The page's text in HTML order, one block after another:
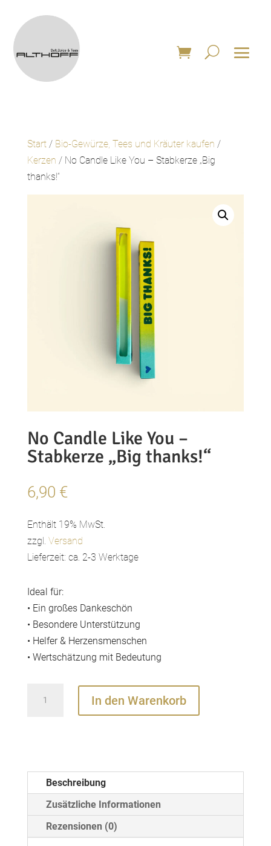
Start/ Bio-Gewürze, Tees und Kräuter kaufen /
Kerzen / No Candle Like You – Stabkerze „Big
thanks!“
No Candle Like You –
Stabkerze „Big thanks!“
6,90 €
Enthält 19% MwSt.
zzgl. Versand
Lieferzeit: ca. 2-3 Werktage
Ideal für:
• Ein großes Dankeschön
• Besondere Unterstützung
• Helfer & Herzensmenschen
• Wertschätzung mit Bedeutung
Stabkerze
thanks!“
Menge
In den Warenkorb
Beschreibung
Zusätzliche Informationen
Rezensionen (0)